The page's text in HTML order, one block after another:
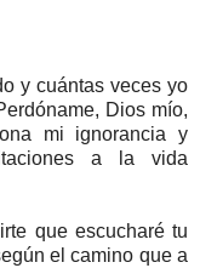
y cuántas veces yo
Dios mío,
mi ignorancia y
a la vida
que escucharé tu
el camino que a